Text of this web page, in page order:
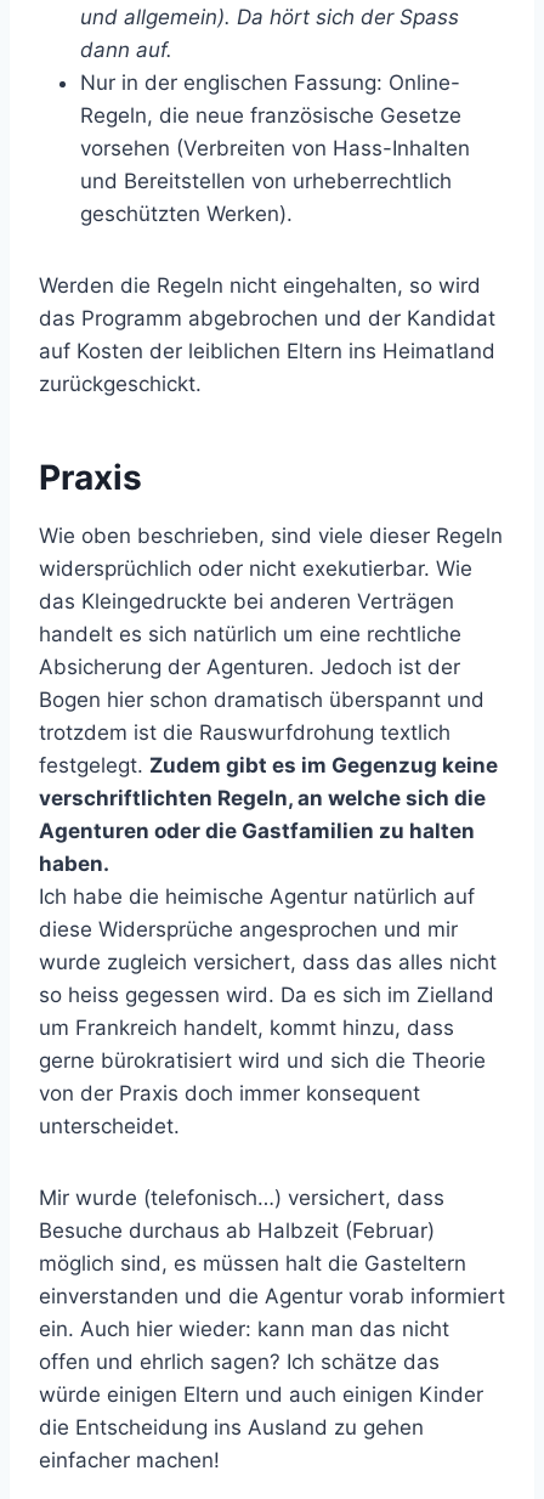
und allgemein). Da hört sich der Spass
dann auf.
Nur in der englischen Fassung: Online-
Regeln, die neue französische Gesetze
vorsehen (Verbreiten von Hass-Inhalten
und Bereitstellen von urheberrechtlich
geschützten Werken).
Werden die Regeln nicht eingehalten, so wird
das Programm abgebrochen und der Kandidat
auf Kosten der leiblichen Eltern ins Heimatland
zurückgeschickt.
Praxis
Wie oben beschrieben, sind viele dieser Regeln
widersprüchlich oder nicht exekutierbar. Wie
das Kleingedruckte bei anderen Verträgen
handelt es sich natürlich um eine rechtliche
Absicherung der Agenturen. Jedoch ist der
Bogen hier schon dramatisch überspannt und
trotzdem ist die Rauswurfdrohung textlich
festgelegt. Zudem gibt es im Gegenzug keine
verschriftlichten Regeln, an welche sich die
Agenturen oder die Gastfamilien zu halten
haben.
Ich habe die heimische Agentur natürlich auf
diese Widersprüche angesprochen und mir
wurde zugleich versichert, dass das alles nicht
so heiss gegessen wird. Da es sich im Zielland
um Frankreich handelt, kommt hinzu, dass
gerne bürokratisiert wird und sich die Theorie
von der Praxis doch immer konsequent
unterscheidet.
Mir wurde (telefonisch…) versichert, dass
Besuche durchaus ab Halbzeit (Februar)
möglich sind, es müssen halt die Gasteltern
einverstanden und die Agentur vorab informiert
ein. Auch hier wieder: kann man das nicht
offen und ehrlich sagen? Ich schätze das
würde einigen Eltern und auch einigen Kinder
die Entscheidung ins Ausland zu gehen
einfacher machen!